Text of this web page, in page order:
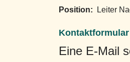
Position: Leiter
Kontaktformular
Eine E-Mail